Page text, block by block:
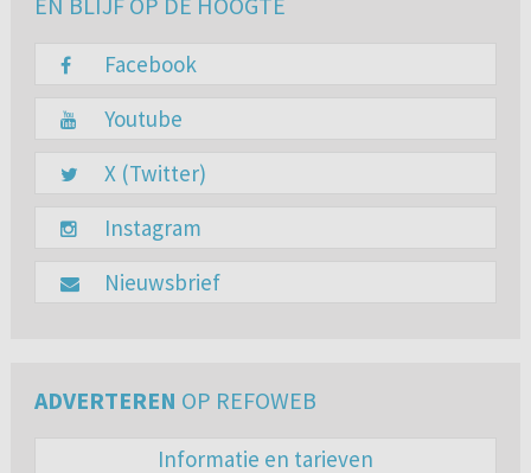
Facebook
Youtube
X (Twitter)
Instagram
Nieuwsbrief
ADVERTEREN OP REFOWEB
Informatie en tarieven